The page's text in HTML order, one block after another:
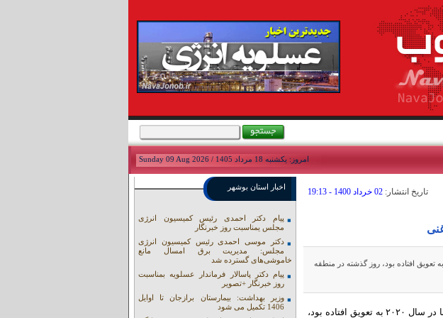
امروز: يکشنبه 18 مرداد 1405 / Sunday 09 Aug 2026
تاريخ انتشار: 02 خرداد 1400 - 19:13
نوای جنوب:مسابقات کشتی با بدن روغنی که به دلیل شیوع ویروس کرونا در سال ۲۰۲۰ به تعویق افتاده بود، روز گذشته در منطقه
نوای جنوب:مسابقات کشتی با بدن روغنی که به دلیل شیوع ویروس کرونا در سال ۲۰۲۰ به تعویق افتاده بود،
اخبار استان بوشهر
پیام دکتر احمدی رئیس کمیسیون انرژی
مجلس یمناسبت روز خبرنگار
دکتر موسی احمدی رئیس کمیسیون انرژی
مجلس: مدیریت برق امسال مانع
خاموشی‌های گسترده شد
پیام دکتر پاسالار فرماندار عسلویه بمناسبت
روز خبرنگار +تصویر
وزیر بهداشت: بیمارستان برازجان تا اوایل
1406 تکمیل می شود